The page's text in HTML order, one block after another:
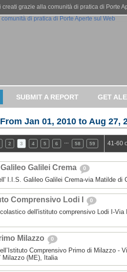
creati grazie alla comunità di pratica di Porte
SUBMIT A REPORT GET
Jan 01, 2010 to Aug 27,
2 3 4 5 6 58 59 41-60
Galileo Galilei Crema 0
I.I.S. Galileo Galilei Crema-via Matilde di
Comprensivo Lodi I 0
dell'istituto comprensivo Lodi I-Via
Milazzo 0
Comprensivo Primo di Milazzo -
Milazzo (ME), Italia